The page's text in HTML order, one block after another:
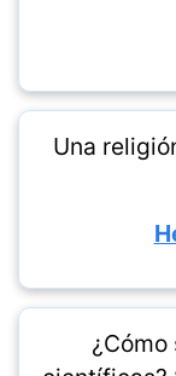
Una